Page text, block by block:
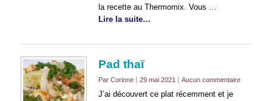
la recette au Thermomix. Vous …
Lire la suite…
Pad thaï
Par Corinne 29 mai 2021 Aucun commentaire
J’ai découvert ce plat récemment et je